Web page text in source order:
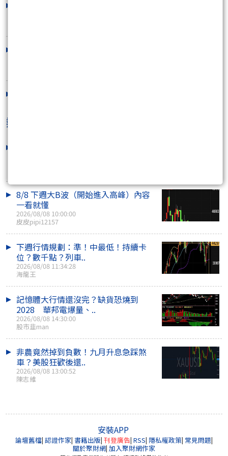
熱門焦點文章
8/8 下週大B波（開始進入高峰）內容
一看就懂
2026/08/08 10:00:00
皮皮pipi12157
下週行情規劃：準！中最低！持續卡
位？數千點？列車..
2026/08/08 11:34:28
海龍王
記憶體大行情還沒完？缺貨恐燒到
2028 華邦電爆量、..
2026/08/08 14:30:00
股市韭man
非農竟然掉到負數！九月升息急踩煞
車？美股狂歡後還..
2026/08/08 13:00:52
陳志維
安裝APP
論壇舊檔| 認證作家| 書籍出版| 刊登廣告| RSS| 隱私權政策| 常見問題|
關於聚財網| 加入聚財網作家